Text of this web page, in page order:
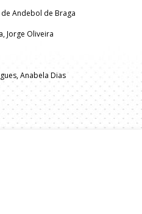
Andebol de Braga
Jorge Oliveira
Anabela Dias